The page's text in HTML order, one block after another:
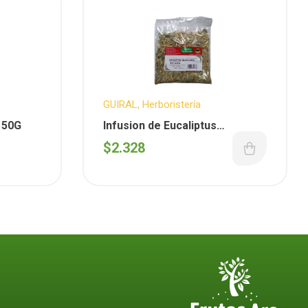
GUIRAL , Herboristería
Infusion de Eucaliptus
Mentolado x50G
$2.328